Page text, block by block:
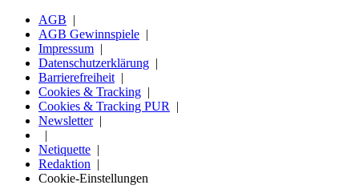
AGB
AGB Gewinnspiele
Impressum
Datenschutzerklärung
Barrierefreiheit
Cookies & Tracking
Cookies & Tracking PUR
Newsletter
Netiquette
Redaktion
Cookie-Einstellungen